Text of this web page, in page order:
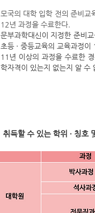
모국의 대학 입학 전의 준비
12년 과정을 수료한다.
문부과학대신이 지정한 준비
초등 · 중등교육의 교육과정
11년 이상의 과정을 수료한
학자격이 있는지 없는지 알 수
취득할 수 있는 학위 · 칭호